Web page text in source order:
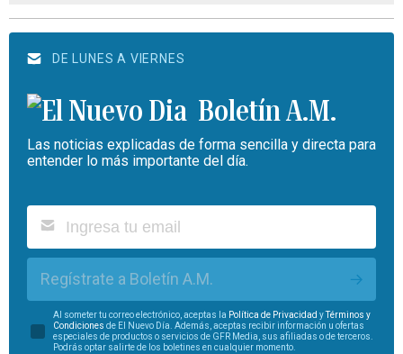
DE LUNES A VIERNES
Boletín A.M.
Las noticias explicadas de forma sencilla y directa para
entender lo más importante del día.
Regístrate a Boletín A.M.
Al someter tu correo electrónico, aceptas la Política de Privacidad y
Términos y
Condiciones de El Nuevo Día. Además, aceptas recibir información u ofertas
especiales de productos o servicios de GFR Media, sus afiliadas o de terceros.
Podrás optar salirte de los boletines en cualquier momento.